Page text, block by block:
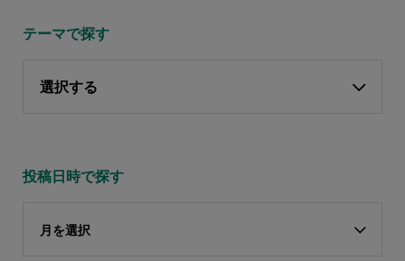
テーマで探す
選択する
投稿日時で探す
月を選択